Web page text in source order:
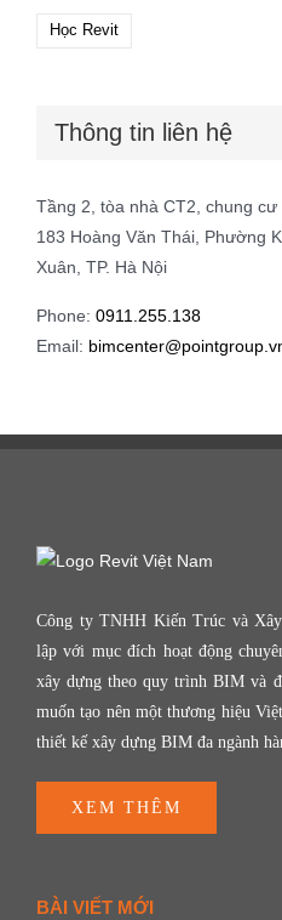
Học Revit
Thông tin liên hệ
Tầng 2, tòa nhà CT2, chung
183 Hoàng Văn Thái, Phường
Xuân, TP. Hà Nội
Phone: 0911.255.138
Email:
Công ty TNHH Kiến Trúc và
lập với mục đích hoạt động
xây dựng theo quy trình BIM và
muốn tạo nên một thương hiệu
thiết kế xây dựng BIM đa ngành
XEM THÊM
BÀI VIẾT MỚI